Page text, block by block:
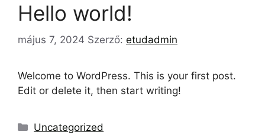
Hello world!
május 7, 2024 Szerző: etudadmin
Welcome to WordPress. This is your first post.
Edit or delete it, then start writing!
Uncategorized